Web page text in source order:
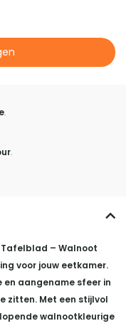
.
.
Tafelblad – Walnoot
voor jouw eetkamer.
aangename sfeer in
zitten. Met een stijlvol
walnootkleurige